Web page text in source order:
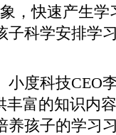
，快速产生
子科学安排学
度科技CEO
丰富的知识内
养孩子的学习